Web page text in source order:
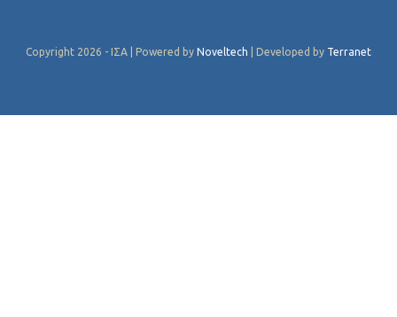
Copyright 2026 - ΙΣΑ | Powered by Noveltech | Developed by Terranet